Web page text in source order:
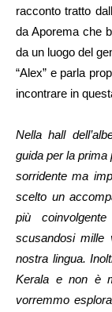
racconto tratto
da Aporema che
da un luogo del
“Alex” e parla
incontrare in
Nella hall
guida per la prima
sorridente ma
scelto un
più
scusandosi mille
nostra lingua.
Kerala e non è
vorremmo